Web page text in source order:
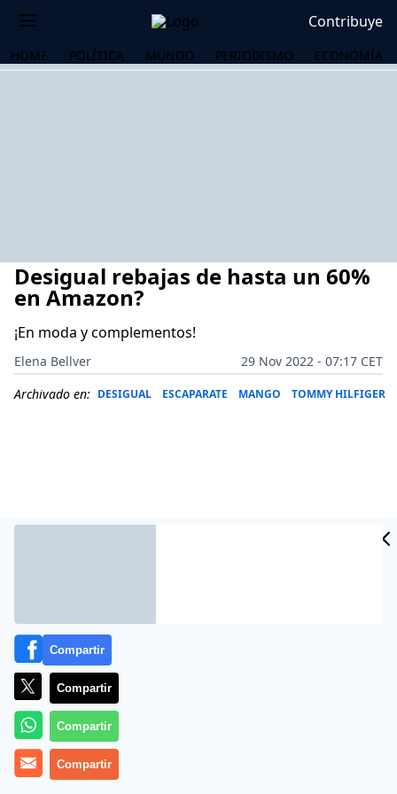
Contribuye
HOME POLÍTICA MUNDO PERIODISMO ECONOMÍA
Desigual rebajas de hasta un 60%
en Amazon?
¡En moda y complementos!
Elena Bellver
29 Nov 2022 - 07:17 CET
Archivado en: DESIGUAL ESCAPARATE MANGO TOMMY HILFIGER
Más información
Compartir
Compartir
Compartir
Compartir